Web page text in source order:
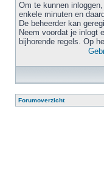
Om te kunnen
enkele minuten en
De beheerder kan
Neem voordat je inlogt
bijhorende regels. Op
Forumoverzicht